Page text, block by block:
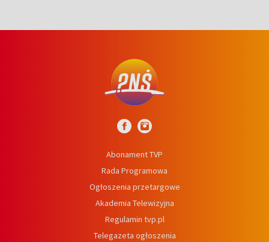
Abonament TVP
Rada Programowa
Ogłoszenia przetargowe
Akademia Telewizyjna
Regulamin tvp.pl
Telegazeta ogłoszenia